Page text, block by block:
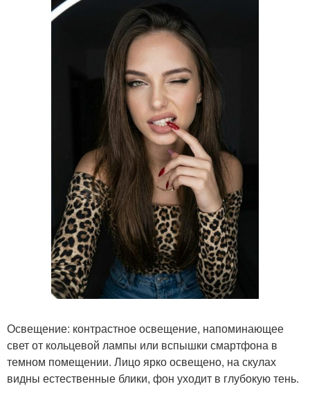
Освещение: контрастное освещение, напоминающее
свет от кольцевой лампы или вспышки смартфона в
темном помещении. Лицо ярко освещено, на скулах
видны естественные блики, фон уходит в глубокую тень.